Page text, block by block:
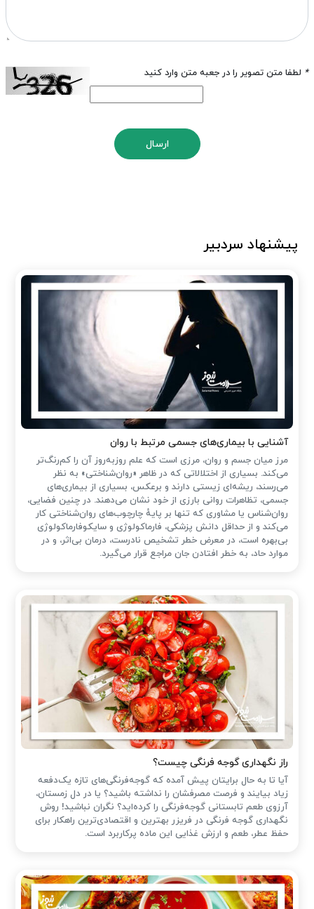
* لطفا متن تصویر را در جعبه متن وارد کنید
ارسال
پیشنهاد سردبیر
آشنایی با بیماری‌های جسمی مرتبط با روان
مرز میان جسم و روان، مرزی است که علم روزبه‌روز آن را کم‌رنگ‌تر
می‌کند. بسیاری از اختلالاتی که در ظاهر «روان‌شناختی» به نظر
می‌رسند، ریشه‌ای زیستی دارند و برعکس، بسیاری از بیماری‌های
جسمی، تظاهرات روانی بارزی از خود نشان می‌دهند. در چنین فضایی،
روان‌شناس یا مشاوری که تنها بر پایهٔ چارچوب‌های روان‌شناختی کار
می‌کند و از حداقل دانش پزشکی، فارماکولوژی و سایکوفارماکولوژی
بی‌بهره است، در معرض خطر تشخیص نادرست، درمان بی‌اثر، و در
موارد حاد، به خطر افتادن جان مراجع قرار می‌گیرد.
راز نگهداری گوجه فرنگی چیست؟
آیا تا به حال برایتان پیش آمده که گوجه‌فرنگی‌های تازه یک‌دفعه
زیاد بیایند و فرصت مصرفشان را نداشته باشید؟ یا در دل زمستان،
آرزوی طعم تابستانی گوجه‌فرنگی را کرده‌اید؟ نگران نباشید! روش
نگهداری گوجه فرنگی در فریزر بهترین و اقتصادی‌ترین راهکار برای
حفظ عطر، طعم و ارزش غذایی این ماده پرکاربرد است.